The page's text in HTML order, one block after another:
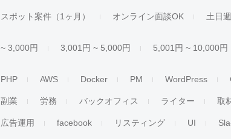
スポット案件（1ヶ月） オンライン面談OK 土日
~ 3,000円 3,001円 ~ 5,000円 5,001円 ~ 10,000円
PHP AWS Docker PM WordPress
副業 労務 バックオフィス ライター 取
広告運用 facebook リスティング UI